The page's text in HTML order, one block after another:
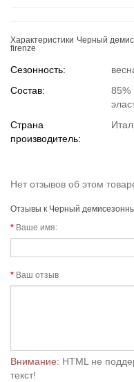
Характеристики Черный
firenze
Сезонность:
Состав:
Страна
производитель:
Нет отзывов об этом
Отзывы к Черный
Ваше имя:
Ваш отзыв
Внимание: HTML не
текст!